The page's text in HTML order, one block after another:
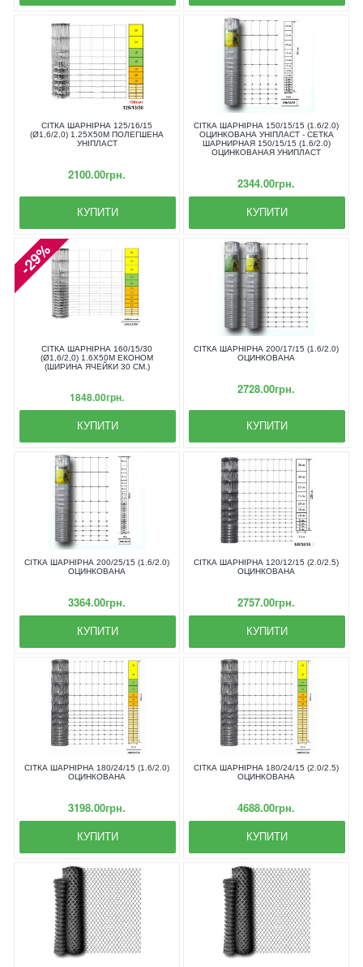
СІТКА ШАРНІРНА 125/16/15
(Ø1,6/2,0) 1.25Х50М ПОЛЕГШЕНА
УНІПЛАСТ
2100.00грн.
КУПИТИ
СІТКА ШАРНІРНА 150/15/15 (1.6/2.0)
ОЦИНКОВАНА УНІПЛАСТ - СЕТКА
ШАРНИРНАЯ 150/15/15 (1.6/2.0)
ОЦИНКОВАНАЯ УНИПЛАСТ
2344.00грн.
КУПИТИ
-29%
СІТКА ШАРНІРНА 160/15/30
(Ø1,6/2,0) 1.6Х50М ЕКОНОМ
(ШИРИНА ЯЧЕЙКИ 30 СМ.)
1848.00грн.
КУПИТИ
СІТКА ШАРНІРНА 200/17/15 (1.6/2.0)
ОЦИНКОВАНА
2728.00грн.
КУПИТИ
СІТКА ШАРНІРНА 200/25/15 (1.6/2.0)
ОЦИНКОВАНА
3364.00грн.
КУПИТИ
СІТКА ШАРНІРНА 120/12/15 (2.0/2.5)
ОЦИНКОВАНА
2757.00грн.
КУПИТИ
СІТКА ШАРНІРНА 180/24/15 (1.6/2.0)
ОЦИНКОВАНА
3198.00грн.
КУПИТИ
СІТКА ШАРНІРНА 180/24/15 (2.0/2.5)
ОЦИНКОВАНА
4688.00грн.
КУПИТИ